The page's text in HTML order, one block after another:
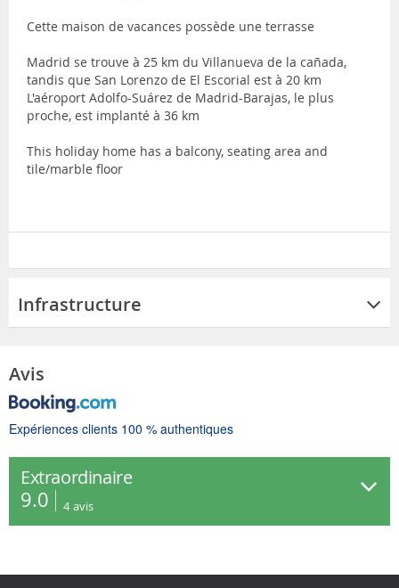
Cette maison de vacances possède une terrasse
Madrid se trouve à 25 km du Villanueva de la cañada,
tandis que San Lorenzo de El Escorial est à 20 km
L'aéroport Adolfo-Suárez de Madrid-Barajas, le plus
proche, est implanté à 36 km
This holiday home has a balcony, seating area and
tile/marble floor
Infrastructure
Avis
Expériences clients 100 % authentiques
Extraordinaire
9.0 4 avis